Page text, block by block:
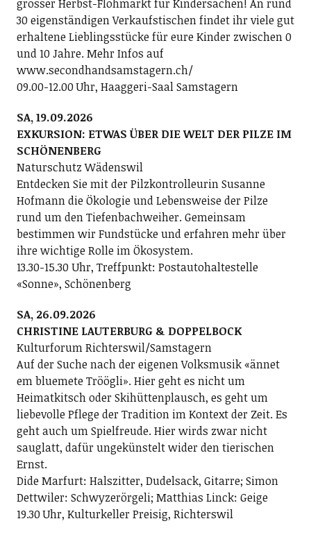
grosser Herbst-Flohmarkt für Kindersachen! An rund
30 eigenständigen Verkaufstischen findet ihr viele gut
erhaltene Lieblingsstücke für eure Kinder zwischen 0
und 10 Jahre. Mehr Infos auf
www.secondhandsamstagern.ch/
09.00-12.00 Uhr, Haaggeri-Saal Samstagern
SA, 19.09.2026
EXKURSION: ETWAS ÜBER DIE WELT DER PILZE IM
SCHÖNENBERG
Naturschutz Wädenswil
Entdecken Sie mit der Pilzkontrolleurin Susanne
Hofmann die Ökologie und Lebensweise der Pilze
rund um den Tiefenbachweiher. Gemeinsam
bestimmen wir Fundstücke und erfahren mehr über
ihre wichtige Rolle im Ökosystem.
13.30-15.30 Uhr, Treffpunkt: Postautohaltestelle
«Sonne», Schönenberg
SA, 26.09.2026
CHRISTINE LAUTERBURG & DOPPELBOCK
Kulturforum Richterswil/Samstagern
Auf der Suche nach der eigenen Volksmusik «ännet
em bluemete Tröögli». Hier geht es nicht um
Heimatkitsch oder Skihüttenplausch, es geht um
liebevolle Pflege der Tradition im Kontext der Zeit. Es
geht auch um Spielfreude. Hier wirds zwar nicht
sauglatt, dafür ungekünstelt wider den tierischen
Ernst.
Dide Marfurt: Halszitter, Dudelsack, Gitarre; ­Simon
Dettwiler: Schwyzerörgeli; Matthias Linck: Geige
19.30 Uhr, Kulturkeller Preisig, Richterswil